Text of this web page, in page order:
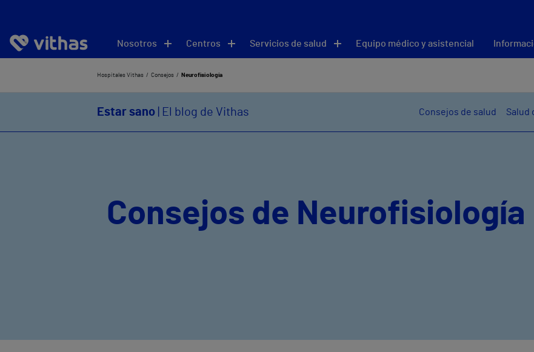
Nosotros Centros Servicios de salud Equipo médico y asistencial
Hospitales Vithas Consejos Neurofisiología
Estar sano | El blog de Vithas Consejos de salud Salud
Consejos de Neurofisiología